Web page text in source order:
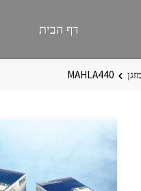
דף הבית
MAHLA440